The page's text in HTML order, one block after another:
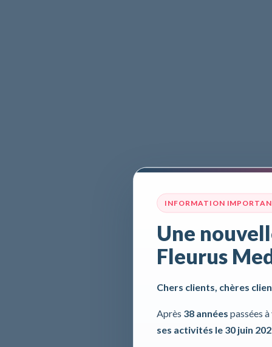
INFORMATION
Une
Fleurus
Chers clients, chères
Après 38 années passées
ses activités le 30 juin